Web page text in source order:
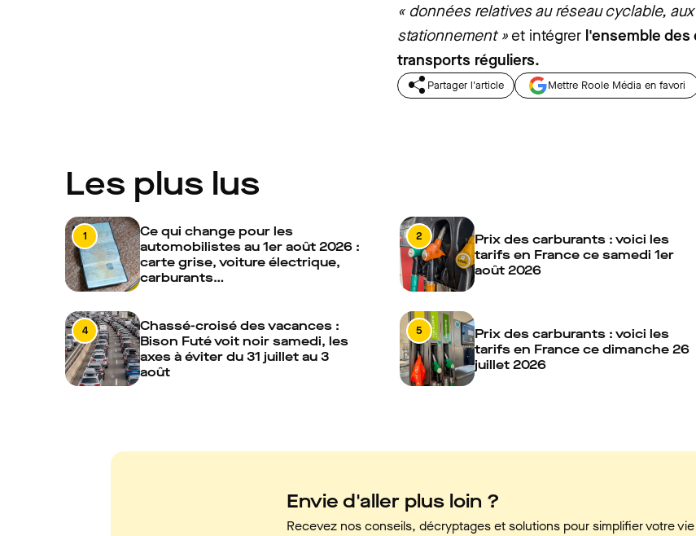
« données relatives au réseau cyclable,
stationnement » et intégrer l'ensemble
transports réguliers.
Partager l'article Mettre Roole Média en favori
Les plus lus
1
Ce qui change pour les
automobilistes au 1er août 2026 :
carte grise, voiture électrique,
carburants…
2
Prix des carburants : voici les
tarifs en France ce samedi 1er
août 2026
4
Chassé-croisé des vacances :
Bison Futé voit noir samedi, les
axes à éviter du 31 juillet au 3
août
5
Prix des carburants : voici les
tarifs en France ce dimanche 26
juillet 2026
Envie d'aller plus loin ?
Recevez nos conseils, décryptages et solutions pour simplifier votre